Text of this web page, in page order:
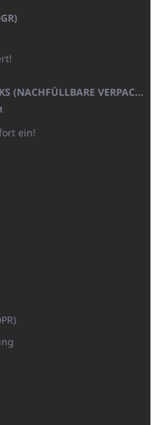
KÖRPERLOTION 1L OLIVIA THINKS (NACHFÜLLBARE VERPACKUNG)
ein!